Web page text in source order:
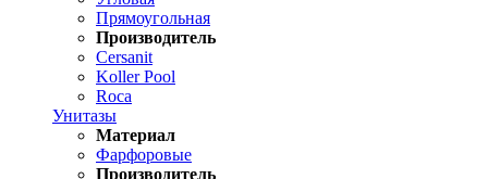
Прямоугольная
Производитель
Cersanit
Koller Pool
Roca
Унитазы
Материал
Фарфоровые
Производитель